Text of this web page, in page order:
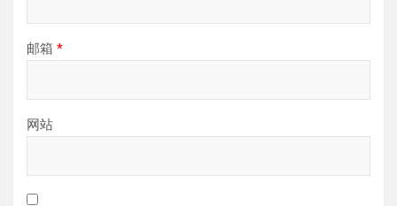
邮箱 *
网站